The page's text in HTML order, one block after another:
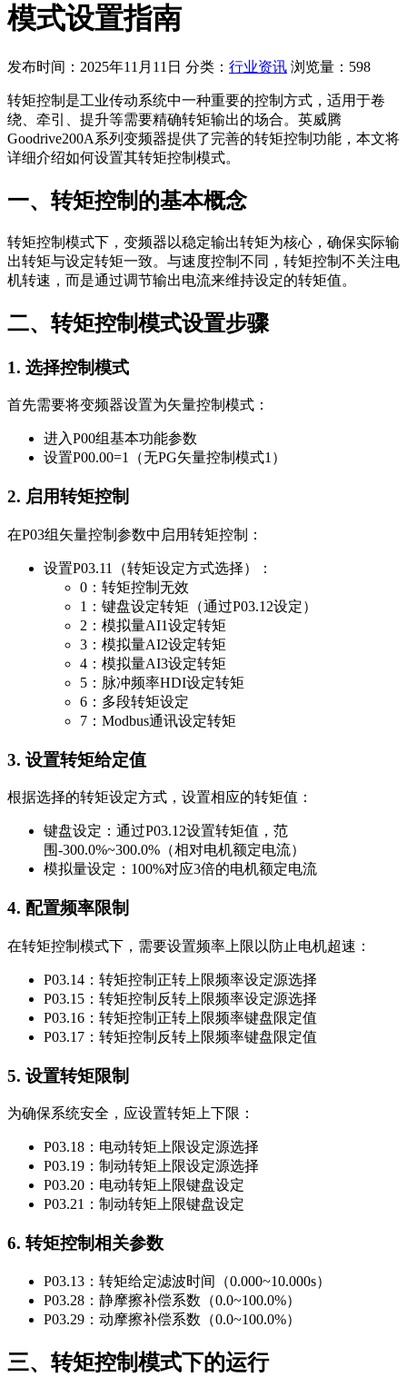
模式设置指南
发布时间：2025年11月11日 分类： 行业资讯 浏览量：598
转矩控制是工业传动系统中一种重要的控制方式，适用于卷
绕、牵引、提升等需要精确转矩输出的场合。英威腾
Goodrive200A系列变频器提供了完善的转矩控制功能，本文将
详细介绍如何设置其转矩控制模式。
一、转矩控制的基本概念
转矩控制模式下，变频器以稳定输出转矩为核心，确保实际输
出转矩与设定转矩一致。与速度控制不同，转矩控制不关注电
机转速，而是通过调节输出电流来维持设定的转矩值。
二、转矩控制模式设置步骤
1. 选择控制模式
首先需要将变频器设置为矢量控制模式：
进入P00组基本功能参数
设置P00.00=1（无PG矢量控制模式1）
2. 启用转矩控制
在P03组矢量控制参数中启用转矩控制：
设置P03.11（转矩设定方式选择）：
0：转矩控制无效
1：键盘设定转矩（通过P03.12设定）
2：模拟量AI1设定转矩
3：模拟量AI2设定转矩
4：模拟量AI3设定转矩
5：脉冲频率HDI设定转矩
6：多段转矩设定
7：Modbus通讯设定转矩
3. 设置转矩给定值
根据选择的转矩设定方式，设置相应的转矩值：
键盘设定：通过P03.12设置转矩值，范
围-300.0%~300.0%（相对电机额定电流）
模拟量设定：100%对应3倍的电机额定电流
4. 配置频率限制
在转矩控制模式下，需要设置频率上限以防止电机超速：
P03.14：转矩控制正转上限频率设定源选择
P03.15：转矩控制反转上限频率设定源选择
P03.16：转矩控制正转上限频率键盘限定值
P03.17：转矩控制反转上限频率键盘限定值
5. 设置转矩限制
为确保系统安全，应设置转矩上下限：
P03.18：电动转矩上限设定源选择
P03.19：制动转矩上限设定源选择
P03.20：电动转矩上限键盘设定
P03.21：制动转矩上限键盘设定
6. 转矩控制相关参数
P03.13：转矩给定滤波时间（0.000~10.000s）
P03.28：静摩擦补偿系数（0.0~100.0%）
P03.29：动摩擦补偿系数（0.0~100.0%）
三、转矩控制模式下的运行